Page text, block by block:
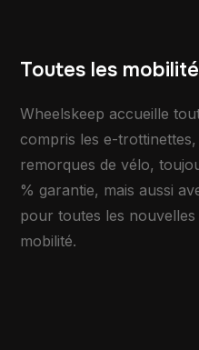
Toutes les
Wheelskeep accueille
compris les e-
remorques de vélo,
% garantie, mais aussi
pour toutes les
mobilité.